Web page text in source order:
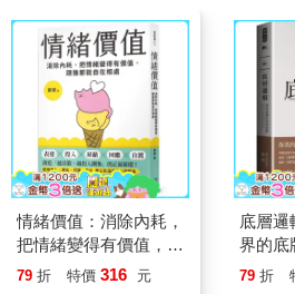
就業的歧視仍然存在，但是相對要少
須再面對歧視和偏見，或者是工作場
害。全國性的#MeToo運動，並非無的
莉．萊德貝特（Lilly Ledbetter）向公
輪胎提起性騷擾案，並且獲得訴訟的
正的勝利，但是她在被恢復主管的職
貝特在事情發生了幾年後才提出訴訟
行為，以及最高主管對下屬的性別歧
間，萊德貝特都獲得非常低的績效評
的個案中，她和同輩之間的待遇差距
那麼何以當工作上的性別平權似乎已
多職位也對女性開放的同時，待遇差
情緒價值：消除內耗，
把情緒變得有價值，跟
誰都能自在相處
79 折 特價 316 元
底層邏
界的底
79 折